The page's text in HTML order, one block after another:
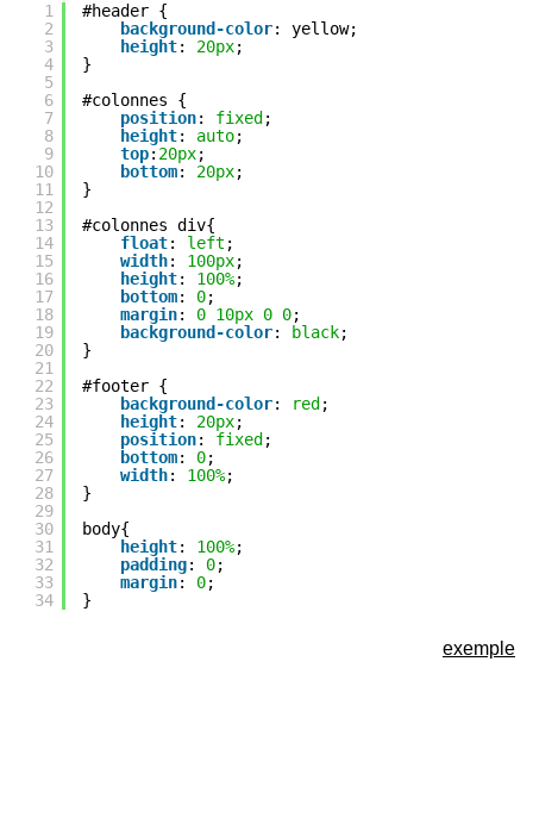
1
2
3
4
5
6
7
8
9
10
11
12
13
14
15
16
17
18
19
20
21
22
23
24
25
26
27
28
29
30
31
32
33
34
#header {
background-color: yellow;
height: 20px;
}
#colonnes {
position: fixed ;
height: auto;
top: 20px;
bottom: 20px;
}
#colonnes div{
float: left ;
width: 100px;
height: 100%;
bottom: 0;
margin: 0 10px 0 0;
background-color: black;
}
#footer {
background-color: red ;
height: 20px;
position: fixed ;
bottom: 0;
width: 100%;
}
body{
height: 100%;
padding: 0;
margin: 0;
}
exemple